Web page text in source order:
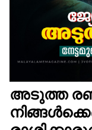
അടുത്ത